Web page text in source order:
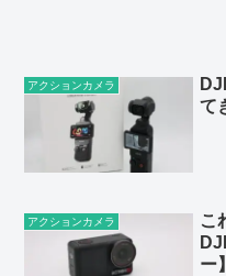
アクションカメラ
て
アクションカメラ
こ
ー】